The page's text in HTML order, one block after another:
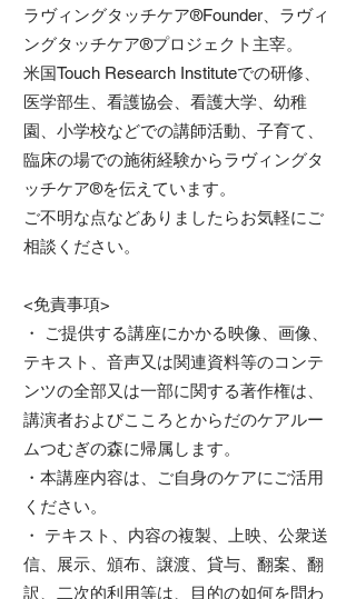
ラヴィングタッチケア®Founder、ラヴィ
ングタッチケア®プロジェクト主宰。
米国Touch Research Instituteでの研修、
医学部生、看護協会、看護大学、幼稚
園、小学校などでの講師活動、子育て、
臨床の場での施術経験からラヴィングタ
ッチケア®を伝えています。
ご不明な点などありましたらお気軽にご
相談ください。
<免責事項>
・ ご提供する講座にかかる映像、画像、
テキスト、音声又は関連資料等のコンテ
ンツの全部又は一部に関する著作権は、
講演者およびこころとからだのケアルー
ムつむぎの森に帰属します。
・本講座内容は、ご自身のケアにご活用
ください。
・ テキスト、内容の複製、上映、公衆送
信、展示、頒布、譲渡、貸与、翻案、翻
訳、二次的利用等は、目的の如何を問わ